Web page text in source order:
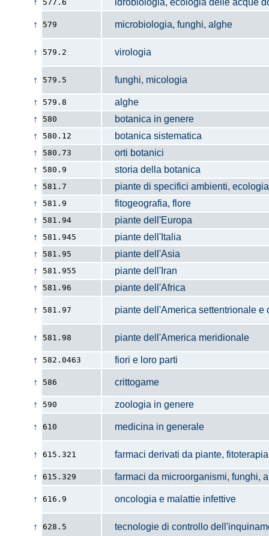
↑
577.6 idrobiologia, ecologia delle acque
↑ 579 microbiologia, funghi, alghe
↑ 579.2 virologia
↑ 579.5 funghi, micologia
↑ 579.8
alghe
↑
580
botanica in genere
↑
580.12
botanica sistematica
↑
580.73
orti botanici
↑
580.9
storia della botanica
↑
581.7
piante di specifici ambienti,
↑
581.9
fitogeografia, flore
↑
581.94
piante dell'Europa
↑
581.945
piante dell'Italia
↑
581.95
piante dell'Asia
↑
581.955
piante dell'Iran
↑
581.96 piante dell'Africa
↑ 581.97 piante dell'America settentrionale e
↑ 581.98 piante dell'America meridionale
↑ 582.0463 fiori e loro parti
↑ 586 crittogame
↑ 590 zoologia in genere
↑ 610 medicina in generale
↑ 615.321 farmaci derivati da piante,
↑ 615.329 farmaci da microorganismi, funghi,
↑ 616.9 oncologia e malattie infettive
↑ 628.5 tecnologie di controllo